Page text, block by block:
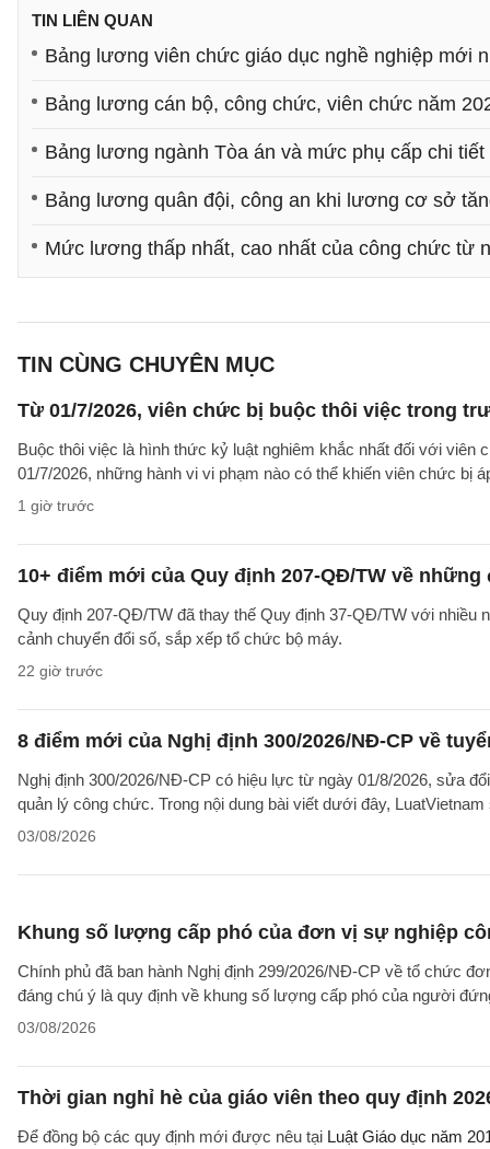
TIN LIÊN QUAN
Bảng lương viên chức giáo dục nghề nghiệp mới
Bảng lương cán bộ, công chức, viên chức năm
Bảng lương ngành Tòa án và mức phụ cấp chi tiết
Bảng lương quân đội, công an khi lương cơ sở
Mức lương thấp nhất, cao nhất của công chức từ
TIN CÙNG CHUYÊN MỤC
Từ 01/7/2026, viên chức bị buộc thôi việc trong
Buộc thôi việc là hình thức kỷ luật nghiêm khắc nhất đối với
01/7/2026, những hành vi vi phạm nào có thể khiến viên chức bị
1 giờ trước
10+ điểm mới của Quy định 207-QĐ/TW về
Quy định 207-QĐ/TW đã thay thế Quy định 37-QĐ/TW với
cảnh chuyển đổi số, sắp xếp tổ chức bộ máy.
22 giờ trước
8 điểm mới của Nghị định 300/2026/NĐ-CP về
Nghị định 300/2026/NĐ-CP có hiệu lực từ ngày 01/8/2026, sửa
quản lý công chức. Trong nội dung bài viết dưới đây, LuatVietnam
03/08/2026
Khung số lượng cấp phó của đơn vị sự nghiệp
Chính phủ đã ban hành Nghị định 299/2026/NĐ-CP về tổ chức
đáng chú ý là quy định về khung số lượng cấp phó của người
03/08/2026
Thời gian nghỉ hè của giáo viên theo quy định
Để đồng bộ các quy định mới được nêu tại Luật Giáo dục năm